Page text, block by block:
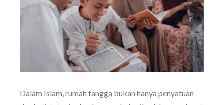
Dalam Islam, rumah tangga bukan hanya penyatuan